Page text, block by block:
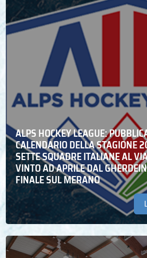
ALPS HOCKEY LEAGUE:
CALENDARIO DELLA STAGIONE
SETTE SQUADRE ITALIANE AL
VINTO AD APRILE DAL
FINALE SUL MERANO